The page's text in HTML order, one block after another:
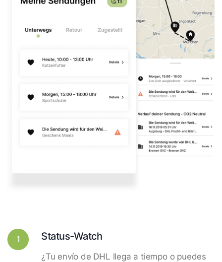
1 Status-Watch
¿Tu envío de DHL llega a tiempo o puedes